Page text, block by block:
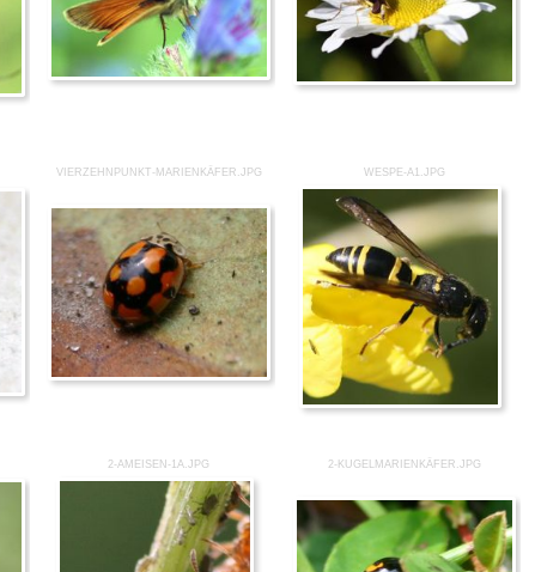
VIERZEHNPUNKT-MARIENKÄFER.JPG WESPE-A1.JPG
2-AMEISEN-1A.JPG 2-KUGELMARIENKÄFER.JPG